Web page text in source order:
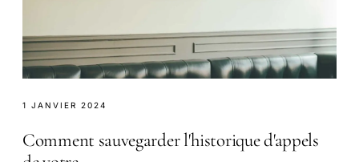
1 JANVIER 2024
Comment sauvegarder l'historique d'appels